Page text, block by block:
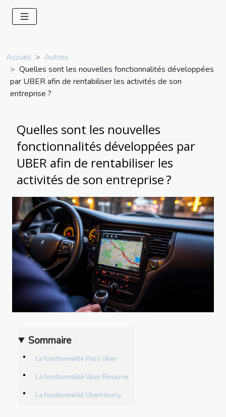
Accueil
Autres
Quelles sont les nouvelles fonctionnalités développées
par UBER afin de rentabiliser les activités de son
entreprise ?
Quelles sont les nouvelles
fonctionnalités développées par
UBER afin de rentabiliser les
activités de son entreprise ?
Sommaire
La fonctionnalité Pass Uber
La fonctionnalité Uber Reserve
La fonctionnalité UberHourly